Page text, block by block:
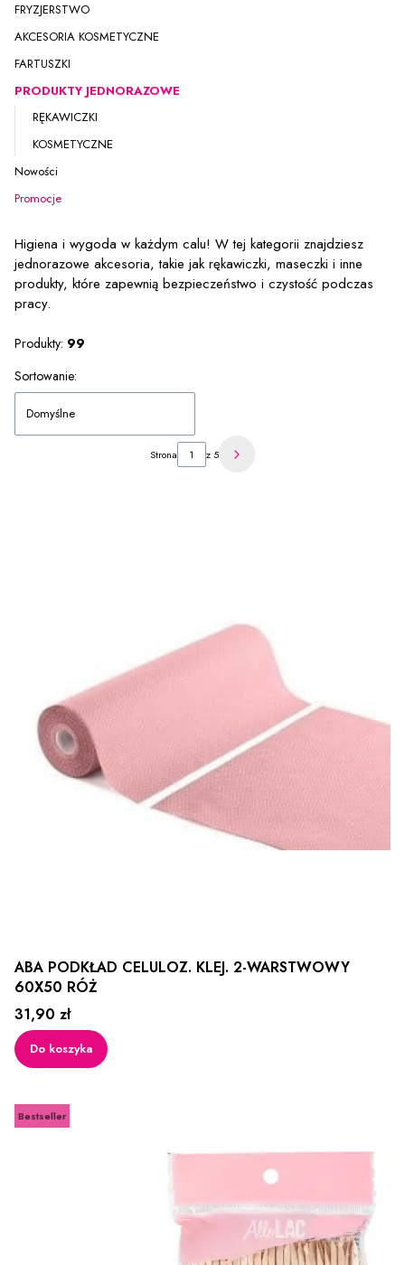
FRYZJERSTWO
AKCESORIA KOSMETYCZNE
FARTUSZKI
PRODUKTY JEDNORAZOWE
RĘKAWICZKI
KOSMETYCZNE
Nowości
Promocje
Higiena i wygoda w każdym calu! W tej kategorii znajdziesz
jednorazowe akcesoria, takie jak rękawiczki, maseczki i inne
produkty, które zapewnią bezpieczeństwo i czystość podczas
pracy.
Produkty: 99
Lista produktów
Sortowanie:
Domyślne
Strona z 5
Następne produkty
ABA PODKŁAD CELULOZ. KLEJ. 2-WARSTWOWY
60X50 RÓŻ
Cena
31,90 zł
Do koszyka
Bestseller